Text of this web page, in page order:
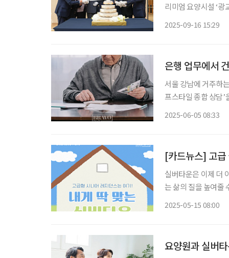
리미엄 요양시설 ‘
2025-09-16 15:29
은행 업무에서
서울 강남에 거주하
프스타일 종합 상담
2025-06-05 08:33
[카드뉴스] 고급
실버타운은 이제 더
는 삶의 질을 높여줄
2025-05-15 08:00
요양원과 실버